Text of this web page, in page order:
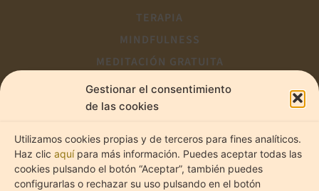
Gestionar el consentimiento
de las cookies
Utilizamos cookies propias y de terceros para fines analíticos.
Haz clic aquípara más información. Puedes aceptar todas las
cookies pulsando el botón “Aceptar”, también puedes
configurarlas o rechazar su uso pulsando en el botón
TERAPIA
MINDFULNESS
MEDITACIÓN GRATUITA
CONTACTO
@lume.psicologia_